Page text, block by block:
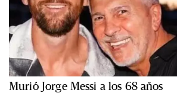
Murió Jorge Messi a los 68 años